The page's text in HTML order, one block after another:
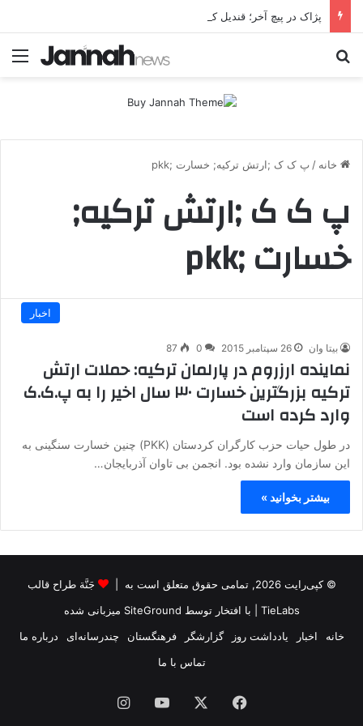
خانه / پ ک ک ;ارتش ترکیه; خسارت ;pkk
پ ک ک ;ارتش ترکیه;
خسارت ;pkk
اخبار
بیتا وان 26 سپتامبر 2015 0
87
نماینده ارزروم در پارلمان ترکیه: حملات ارتش
ترکیه بزرگترین خسارت ۳۰ سال اخیر را به پ.ک.ک
وارد کرده است
در طول حیات حزب کارگران کردستان (PKK) چنین خسارت سنگینی به
این سازمان وارد نشده بود. انجمن بی تاوان آذربایجان…
بیشتر بخوانید »
© کپی‌رایت 2026, تمامی حقوق متعلق است به |
جَنَّة طراح قالب
TieLabs | با افتخار توسط SiteGround میزبانی شده
خانه
اخبار یادداشت روز گزارشگر فرهنگستان چندرسانه‌ای
درباره ما
تماس با ما
فیس یوتیوب